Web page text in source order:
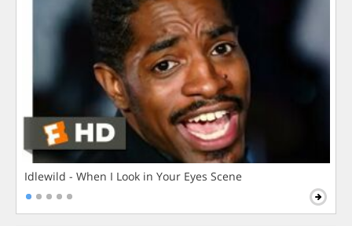
Idlewild - When I Look in Your Eyes Scene